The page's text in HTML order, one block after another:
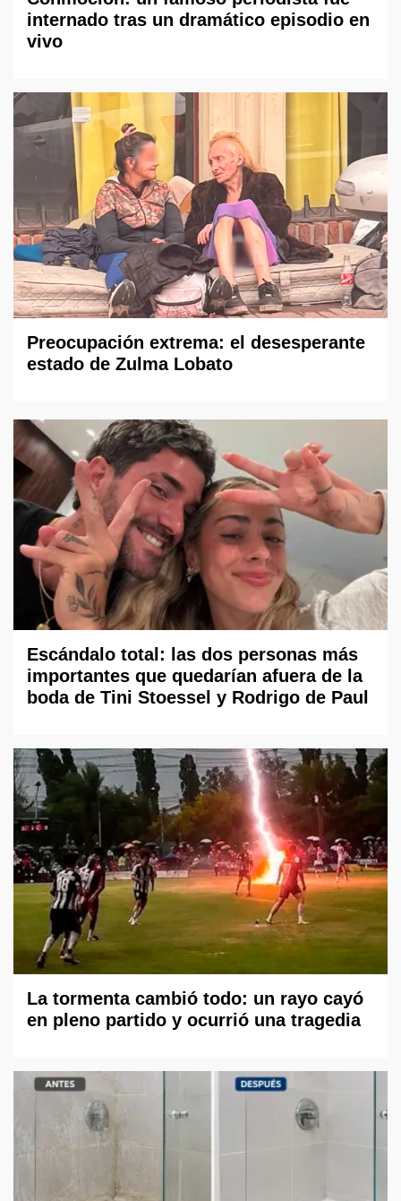
internado tras un dramático episodio en
vivo
Preocupación extrema: el desesperante
estado de Zulma Lobato
Escándalo total: las dos personas más
importantes que quedarían afuera de la
boda de Tini Stoessel y Rodrigo de Paul
La tormenta cambió todo: un rayo cayó
en pleno partido y ocurrió una tragedia